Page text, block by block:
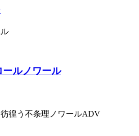
ールノワール
徨う不条理ノワールADV